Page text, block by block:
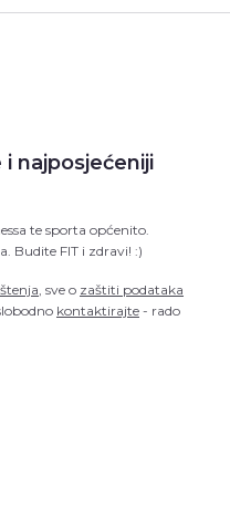
najposjećeniji
te sporta općenito.
Budite FIT i zdravi! :)
, sve o zaštiti podataka
kontaktirajte - rado